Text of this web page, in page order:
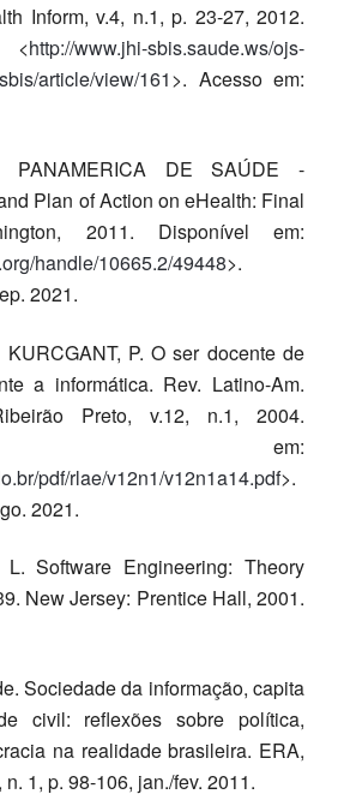
Inform, v.4, n.1, p. 23-27, 2012.
<http://www.jhi-sbis.saude.ws/ojs-
article/view/161>. Acesso em:
PANAMERICA DE SAÚDE -
Plan of Action on eHealth: Final
2011. Disponível em:
handle/10665.2/49448>.
2021.
P. O ser docente de
a informática. Rev. Latino-Am.
Preto, v.12, n.1, 2004.
em:
pdf/rlae/v12n1/v12n1a14.pdf>.
2021.
Software Engineering: Theory
New Jersey: Prentice Hall, 2001.
Sociedade da informação, capita
civil: reflexões sobre política,
na realidade brasileira. ERA,
1, p. 98-106, jan./fev. 2011.